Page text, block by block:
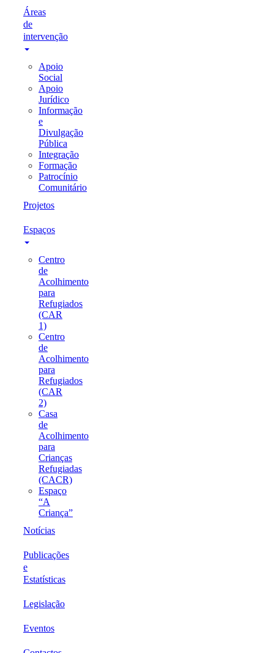
Áreas
de
intervenção
Apoio
Social
Apoio
Jurídico
Informação
e
Divulgação
Pública
Integração
Formação
Patrocínio
Comunitário
Projetos
Espaços
Centro
de
Acolhimento
para
Refugiados
(CAR
1)
Centro
de
Acolhimento
para
Refugiados
(CAR
2)
Casa
de
Acolhimento
para
Crianças
Refugiadas
(CACR)
Espaço
“A
Criança”
Notícias
Publicações
e
Estatísticas
Legislação
Eventos